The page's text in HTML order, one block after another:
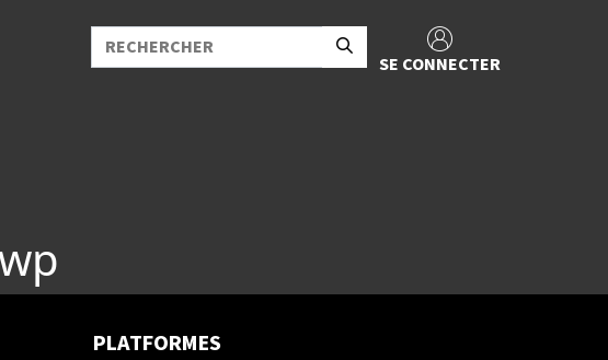
SE CONNECTER
PLATFORMES